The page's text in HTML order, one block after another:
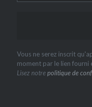
Vous ne serez inscrit
moment par le lien fourni
Lisez notrepolitique de